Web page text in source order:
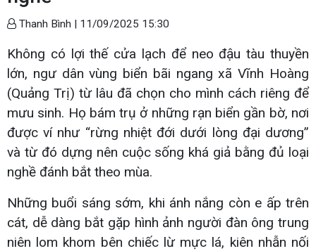
Thanh Bình | 11/09/2025 15:30
Không có lợi thế cửa lạch để neo đậu tàu thuyền
lớn, ngư dân vùng biển bãi ngang xã Vĩnh Hoàng
(Quảng Trị) từ lâu đã chọn cho mình cách riêng để
mưu sinh. Họ bám trụ ở những rạn biển gần bờ, nơi
được ví như “rừng nhiệt đới dưới lòng đại dương”
và từ đó dựng nên cuộc sống khá giả bằng đủ loại
nghề đánh bắt theo mùa.
Những buổi sáng sớm, khi ánh nắng còn e ấp trên
cát, dễ dàng bắt gặp hình ảnh người đàn ông trung
niên lom khom bên chiếc lừ mực lá, kiên nhẫn nối